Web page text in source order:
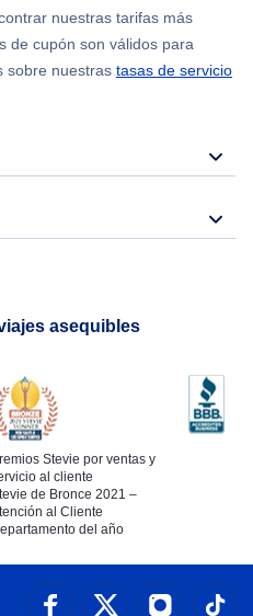
nuestras tarifas más
de cupón son válidos para
sobre nuestras tasas de servicio
asequibles
Stevie por ventas y
al cliente
de Bronce 2021 –
al Cliente
del año